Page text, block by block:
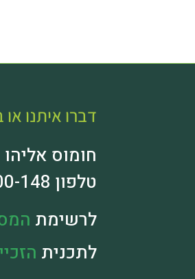
דברו איתנו או
חומוס אליהו
טלפון 1-700-500-148
לרשימת
לתכנית